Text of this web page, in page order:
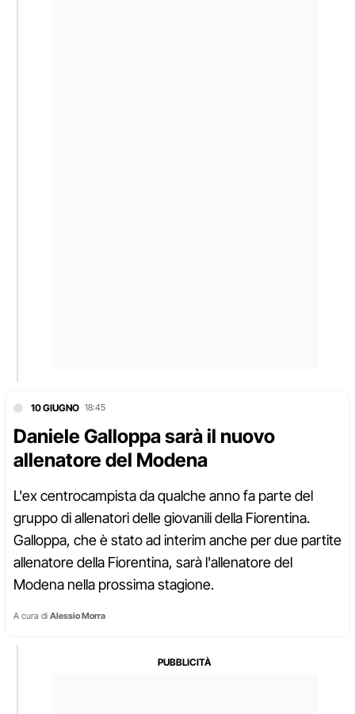
10 GIUGNO 18:45
Daniele Galloppa sarà il nuovo
allenatore del Modena
L'ex centrocampista da qualche anno fa parte del
gruppo di allenatori delle giovanili della Fiorentina.
Galloppa, che è stato ad interim anche per due partite
allenatore della Fiorentina, sarà l'allenatore del
Modena nella prossima stagione.
A cura di Alessio Morra